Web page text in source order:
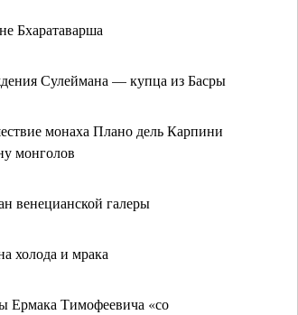
Бхаратаварша
Сулеймана — купца из Басры
монаха Плано дель Карпини
монголов
венецианской галеры
холода и мрака
Ермака Тимофеевича «со